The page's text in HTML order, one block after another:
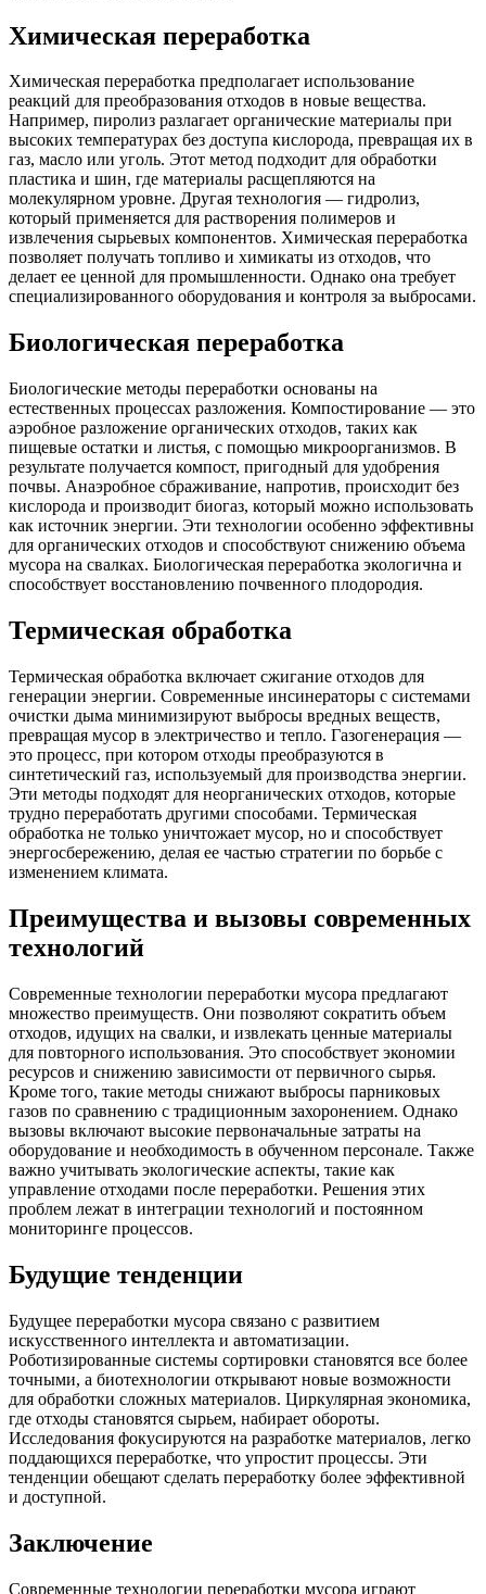
Химическая переработка
Химическая переработка предполагает использование
реакций для преобразования отходов в новые вещества.
Например, пиролиз разлагает органические материалы при
высоких температурах без доступа кислорода, превращая их в
газ, масло или уголь. Этот метод подходит для обработки
пластика и шин, где материалы расщепляются на
молекулярном уровне. Другая технология — гидролиз,
который применяется для растворения полимеров и
извлечения сырьевых компонентов. Химическая переработка
позволяет получать топливо и химикаты из отходов, что
делает ее ценной для промышленности. Однако она требует
специализированного оборудования и контроля за выбросами.
Биологическая переработка
Биологические методы переработки основаны на
естественных процессах разложения. Компостирование — это
аэробное разложение органических отходов, таких как
пищевые остатки и листья, с помощью микроорганизмов. В
результате получается компост, пригодный для удобрения
почвы. Анаэробное сбраживание, напротив, происходит без
кислорода и производит биогаз, который можно использовать
как источник энергии. Эти технологии особенно эффективны
для органических отходов и способствуют снижению объема
мусора на свалках. Биологическая переработка экологична и
способствует восстановлению почвенного плодородия.
Термическая обработка
Термическая обработка включает сжигание отходов для
генерации энергии. Современные инсинераторы с системами
очистки дыма минимизируют выбросы вредных веществ,
превращая мусор в электричество и тепло. Газогенерация —
это процесс, при котором отходы преобразуются в
синтетический газ, используемый для производства энергии.
Эти методы подходят для неорганических отходов, которые
трудно переработать другими способами. Термическая
обработка не только уничтожает мусор, но и способствует
энергосбережению, делая ее частью стратегии по борьбе с
изменением климата.
Преимущества и вызовы современных
технологий
Современные технологии переработки мусора предлагают
множество преимуществ. Они позволяют сократить объем
отходов, идущих на свалки, и извлекать ценные материалы
для повторного использования. Это способствует экономии
ресурсов и снижению зависимости от первичного сырья.
Кроме того, такие методы снижают выбросы парниковых
газов по сравнению с традиционным захоронением. Однако
вызовы включают высокие первоначальные затраты на
оборудование и необходимость в обученном персонале. Также
важно учитывать экологические аспекты, такие как
управление отходами после переработки. Решения этих
проблем лежат в интеграции технологий и постоянном
мониторинге процессов.
Будущие тенденции
Будущее переработки мусора связано с развитием
искусственного интеллекта и автоматизации.
Роботизированные системы сортировки становятся все более
точными, а биотехнологии открывают новые возможности
для обработки сложных материалов. Циркулярная экономика,
где отходы становятся сырьем, набирает обороты.
Исследования фокусируются на разработке материалов, легко
поддающихся переработке, что упростит процессы. Эти
тенденции обещают сделать переработку более эффективной
и доступной.
Заключение
Современные технологии переработки мусора играют